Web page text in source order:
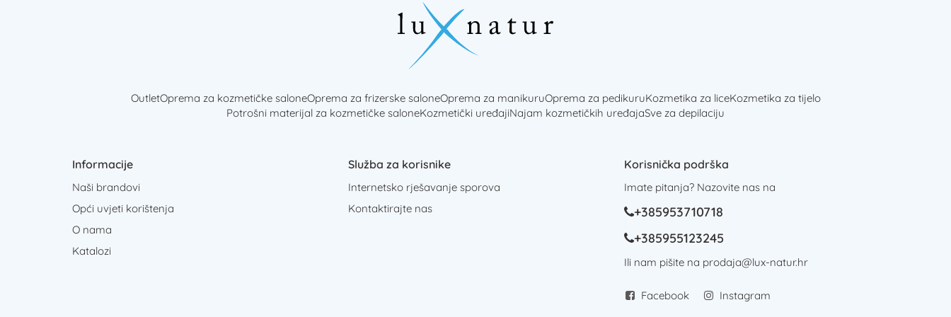
OutletOprema za kozmetičke saloneOprema za frizerske saloneOprema za manikuruOprema za pedikuruKozmetika za liceKozmetika za tijelo
Potrošni materijal za kozmetičke saloneKozmetički uređajiNajam kozmetičkih uređajaSve za depilaciju
Informacije
Naši brandovi
Opći uvjeti korištenja
O nama
Katalozi
Služba za korisnike
Internetsko rješavanje sporova
Kontaktirajte nas
Korisnička podrška
Imate pitanja? Nazovite nas na
+385953710718
+385955123245
Ili nam pišite na prodaja@lux-natur.hr
Facebook Instagram